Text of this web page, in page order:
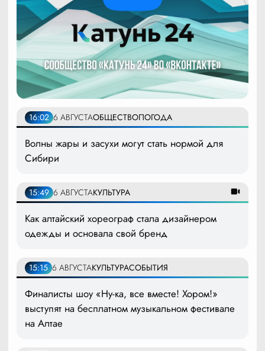
16:02 6 АВГУСТАОБЩЕСТВОПОГОДА
Волны жары и засухи могут стать нормой для
Сибири
15:49 6 АВГУСТАКУЛЬТУРА
Как алтайский хореограф стала дизайнером
одежды и основала свой бренд
15:15 6 АВГУСТАКУЛЬТУРАСОБЫТИЯ
Финалисты шоу «Ну-ка, все вместе! Хором!»
выступят на бесплатном музыкальном фестивале
на Алтае